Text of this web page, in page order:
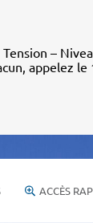
–
appelez le
ACCÈS